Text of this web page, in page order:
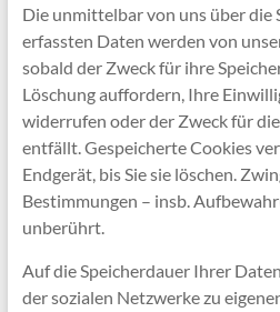
Die unmittelbar von uns über die
erfassten Daten werden von
sobald der Zweck für ihre
Löschung auffordern, Ihre
widerrufen oder der Zweck für
entfällt. Gespeicherte Cookies
Endgerät, bis Sie sie löschen.
Bestimmungen – insb.
unberührt.
Auf die Speicherdauer Ihrer
der sozialen Netzwerke zu